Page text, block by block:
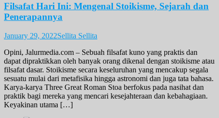
Filsafat Hari Ini: Mengenal Stoikisme, Sejarah dan
Penerapannya
January 29, 2022Sellita Sellita
Opini, Jalurmedia.com – Sebuah filsafat kuno yang praktis dan
dapat dipraktikkan oleh banyak orang dikenal dengan stoikisme atau
filsafat dasar. Stoikisme secara keseluruhan yang mencakup segala
sesuatu mulai dari metafisika hingga astronomi dan juga tata bahasa.
Karya-karya Three Great Roman Stoa berfokus pada nasihat dan
praktik bagi mereka yang mencari kesejahteraan dan kebahagiaan.
Keyakinan utama […]